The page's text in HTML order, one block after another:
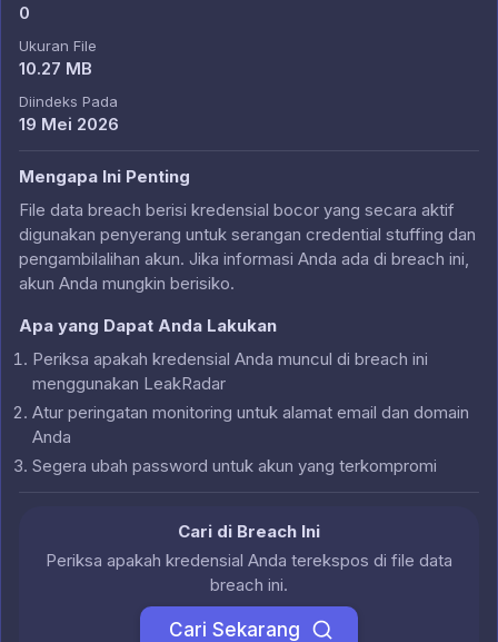
0
Ukuran File
10.27 MB
Diindeks Pada
19 Mei 2026
Mengapa Ini Penting
File data breach berisi kredensial bocor yang secara aktif
digunakan penyerang untuk serangan credential stuffing dan
pengambilalihan akun. Jika informasi Anda ada di breach ini,
akun Anda mungkin berisiko.
Apa yang Dapat Anda Lakukan
Periksa apakah kredensial Anda muncul di breach ini
menggunakan LeakRadar
Atur peringatan monitoring untuk alamat email dan domain
Anda
Segera ubah password untuk akun yang terkompromi
Cari di Breach Ini
Periksa apakah kredensial Anda terekspos di file data
breach ini.
Cari Sekarang